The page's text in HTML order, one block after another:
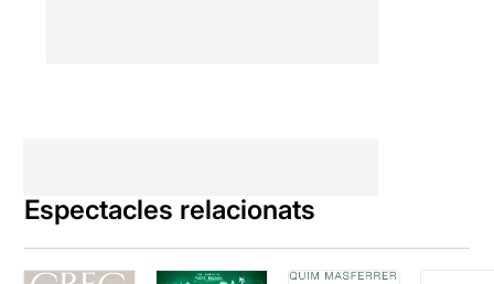
Espectacles relacionats